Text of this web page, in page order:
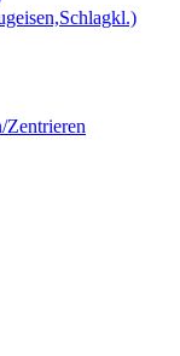
Zentrieren